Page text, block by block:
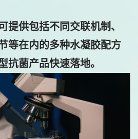
提供包括不同交联机制、
等在内的多种水凝胶配方
抗菌产品快速落地。